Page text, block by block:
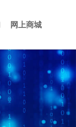
网上商城